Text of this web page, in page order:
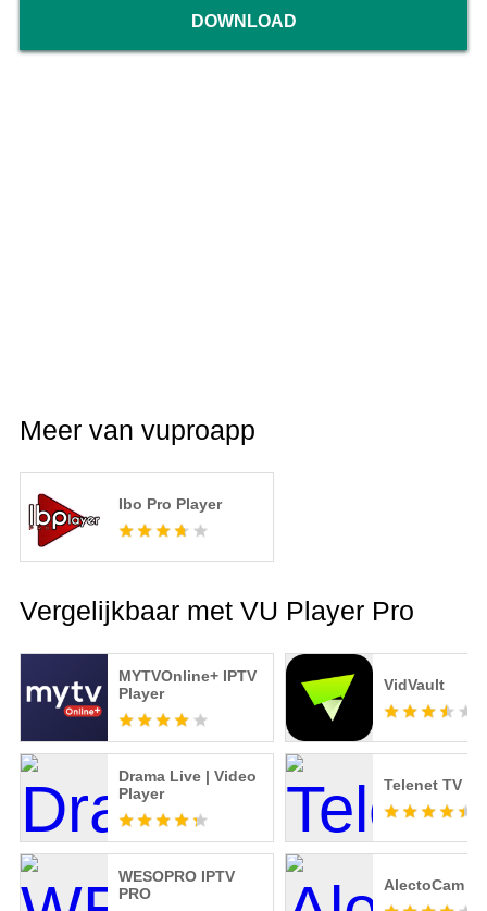
DOWNLOAD
Meer van vuproapp
Ibo Pro Player
Vergelijkbaar met VU Player Pro
MYTVOnline+ IPTV
Player
VidVault
Drama Live | Video
Player
Telenet TV
WESOPRO IPTV
PRO
AlectoCam